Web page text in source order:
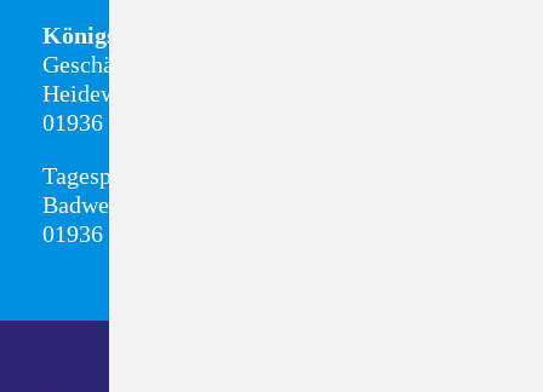
Königsbrück
Geschäftsstelle + Sozialstation
Heideweg 8
01936 Königsbrück
Tagespflege
Badweg 13
01936 Königsbrück